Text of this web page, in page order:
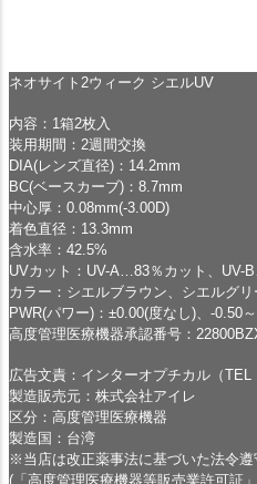
ネオサイト2ウィーク シエルUV
内容：1箱2枚入
装用期間：2週間交換
DIA(レンズ直径)：14.2mm
BC(ベースカーブ)：8.7mm
中心厚：0.08mm(-3.00D)
着色直径：13.3mm
含水率：42.5%
UVカット：UV-A…83％カット、UV-
カラー：シエルブラウン、シエルグリ
PWR(パワー)：±0.00(度なし)、-0.50
高度管理医療機器承認番号：
広告文責：インターオプチカル（TEL
製造販売元：株式会社アイレ
区分：高度管理医療機器
製造国：台湾
※当店は改正薬事法に基づいた法令遵
(「高度管理医療機器等販売業許可証